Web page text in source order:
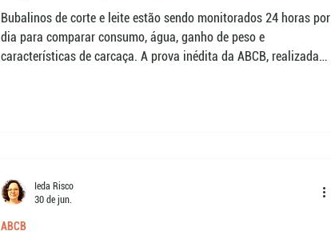
Bubalinos de corte e leite estão sendo monitorados 24 horas por
dia para comparar consumo, água, ganho de peso e
características de carcaça. A prova inédita da ABCB, realizada
ABCB
Ieda Risco
30 de jun.